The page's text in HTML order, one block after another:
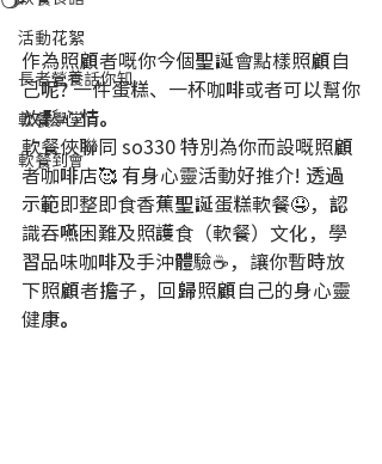
活動花絮
長者營養話你知
軟餐學堂
軟餐到會
作為照顧者嘅你今個聖誕會點樣照顧自
己呢? 一件蛋糕、一杯咖啡或者可以幫你
放鬆心情。
軟餐俠聯同 so330 特別為你而設嘅照顧
者咖啡店🥰 有身心靈活動好推介! 透過
示範即整即食香蕉聖誕蛋糕軟餐🤤，認
識吞嚥困難及照護食（軟餐）文化，學
習品味咖啡及手沖體驗☕，讓你暫時放
下照顧者擔子，回歸照顧自己的身心靈
健康。